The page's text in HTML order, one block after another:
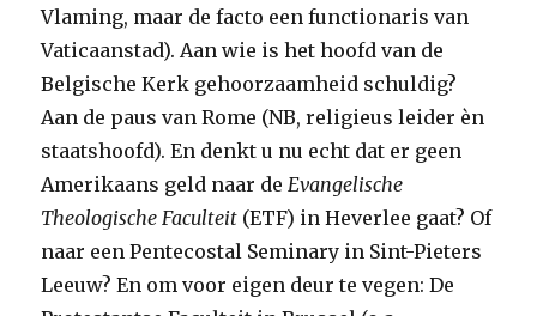
Vlaming, maar de facto een functionaris van
Vaticaanstad). Aan wie is het hoofd van de
Belgische Kerk gehoorzaamheid schuldig?
Aan de paus van Rome (NB, religieus leider èn
staatshoofd). En denkt u nu echt dat er geen
Amerikaans geld naar deEvangelische
Theologische Faculteit (ETF) in Heverlee gaat? Of
naar een Pentecostal Seminary in Sint-Pieters
Leeuw? En om voor eigen deur te vegen: De